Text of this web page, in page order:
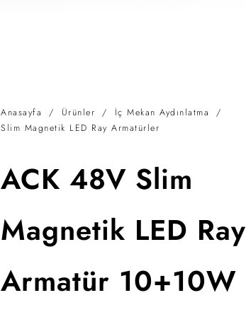
Anasayfa / Ürünler / İç Mekan Aydınlatma
/
Slim Magnetik LED Ray Armatürler
ACK 48V Slim
Magnetik LED Ray
Armatür 10+10W